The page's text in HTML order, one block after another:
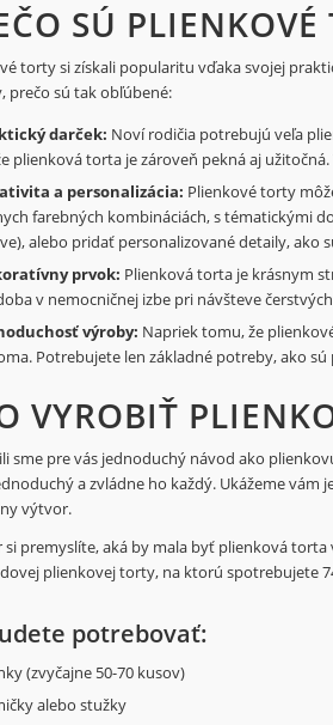
SÚ
torty si získali popularitu vďaka svojej
prečo sú tak obľúbené:
darček: Noví rodičia potrebujú veľa
plienková torta je zároveň pekná aj
a personalizácia: Plienkové torty
farebných kombináciách, s tématickými
alebo pridať personalizované detaily, ako
prvok: Plienková torta je krásnym
v nemocničnej izbe pri návšteve
výroby: Napriek tomu, že
Potrebujete len základné potreby, ako
VYROBIŤ
sme pre vás jednoduchý návod ako
a zvládne ho každý. Ukážeme
výtvor.
si premyslíte, aká by mala byť plienková
plienkovej torty, na ktorú spotrebujete
potrebovať:
(zvyčajne 50-70 kusov)
alebo stužky